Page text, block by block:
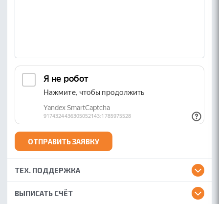
ОТПРАВИТЬ ЗАЯВКУ
ТЕХ. ПОДДЕРЖКА
ВЫПИСАТЬ СЧЁТ